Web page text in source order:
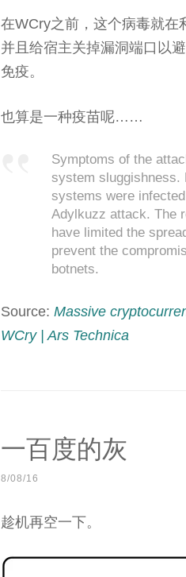
在WCry之前，这个病毒就在
并且给宿主关掉漏洞端口以
免疫。
也算是一种疫苗呢……
Symptoms of the
system sluggishness.
systems were
Adylkuzz attack. The
have limited the
prevent the
botnets.
Source: Massive
WCry | Ars Technica
一百度的灰
8/08/16
趁机再空一下。